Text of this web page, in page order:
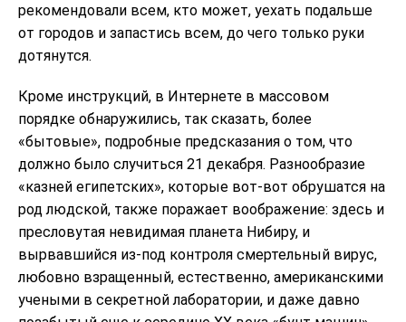
рекомендовали всем, кто может, уехать подальше
от городов и запастись всем, до чего только руки
дотянутся.
Кроме инструкций, в Интернете в массовом
порядке обнаружились, так сказать, более
«бытовые», подробные предсказания о том, что
должно было случиться 21 декабря. Разнообразие
«казней египетских», которые вот-вот обрушатся на
род людской, также поражает воображение: здесь и
пресловутая невидимая планета Нибиру, и
вырвавшийся из-под контроля смертельный вирус,
любовно взращенный, естественно, американскими
учеными в секретной лаборатории, и даже давно